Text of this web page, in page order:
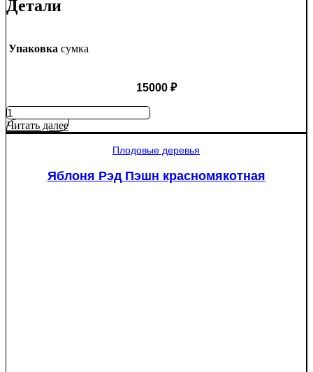
Детали
Упаковка сумка
15000 ₽
Количество
товара
Туя
Читать далее
Плодовые деревья
Яблоня Рэд Пэшн красномякотная